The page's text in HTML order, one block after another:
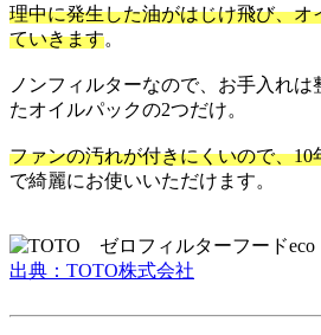
理中に発生した油がはじけ飛び、オ
ていきます。
ノンフィルターなので、お手入れ
たオイルパックの2つだけ。
ファンの汚れが付きにくいので、10
で綺麗にお使いいただけます。
出典：TOTO株式会社